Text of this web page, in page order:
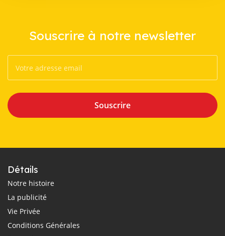
Souscrire à notre newsletter
Souscrire
Détails
Notre histoire
La publicité
Vie Privée
Conditions Générales